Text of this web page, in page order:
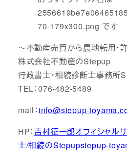
～不動産売買から農地転用・
株式会社不動産のStepup
行政書士・相続診断士事務所
TEL：076-482-5489
mail： info@stepup-
HP：吉村征一郎オフィシャル
士/相続のStepupstepup-